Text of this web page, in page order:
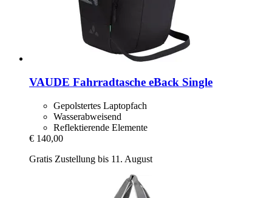
VAUDE Fahrradtasche eBack Single
Gepolstertes Laptopfach
Wasserabweisend
Reflektierende Elemente
€ 140,00
Gratis Zustellung bis 11. August